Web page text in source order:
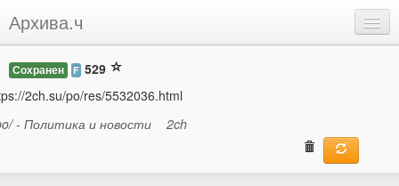
Архива.ч
Войти
Сохранен F 529
2ch.su/po/res/5532036.html
- Политика и новости
2ch